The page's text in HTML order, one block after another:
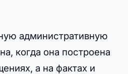
административную
когда она построена
а на фактах и